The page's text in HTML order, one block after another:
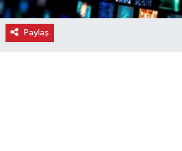
Paylaş
İlçe Haberleri